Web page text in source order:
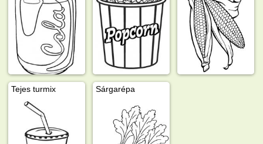
Tejes turmix Sárgarépa